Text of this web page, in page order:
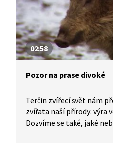
02:58
Pozor na prase divoké
Terčin zvířecí svět nám
zvířata naší přírody: výra
Dozvíme se také, jaké